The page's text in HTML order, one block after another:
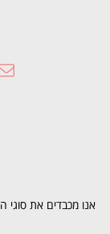
אנו מכבדים את סוגי